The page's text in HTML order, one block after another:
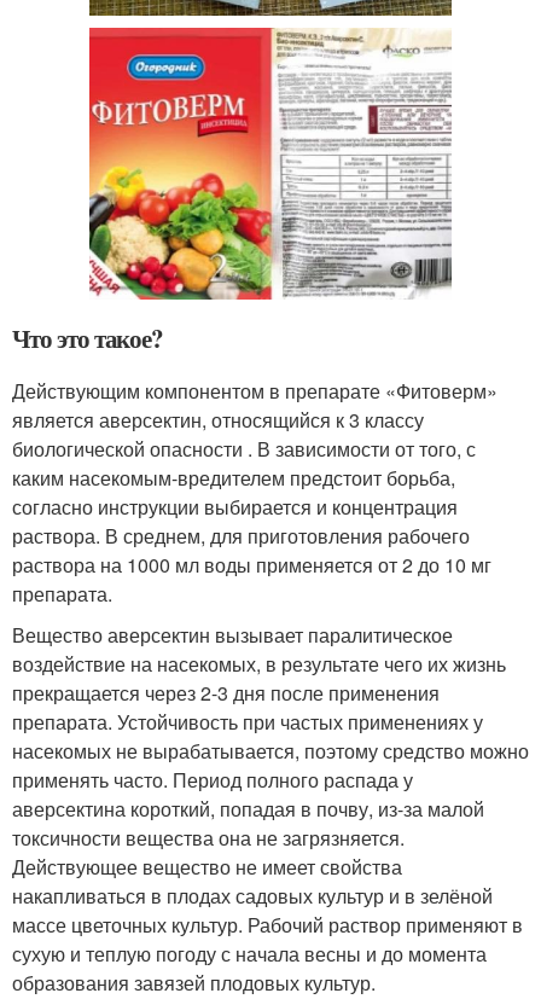
Что это такое?
Действующим компонентом в препарате «Фитоверм»
является аверсектин, относящийся к 3 классу
биологической опасности . В зависимости от того, с
каким насекомым-вредителем предстоит борьба,
согласно инструкции выбирается и концентрация
раствора. В среднем, для приготовления рабочего
раствора на 1000 мл воды применяется от 2 до 10 мг
препарата.
Вещество аверсектин вызывает паралитическое
воздействие на насекомых, в результате чего их жизнь
прекращается через 2-3 дня после применения
препарата. Устойчивость при частых применениях у
насекомых не вырабатывается, поэтому средство можно
применять часто. Период полного распада у
аверсектина короткий, попадая в почву, из-за малой
токсичности вещества она не загрязняется.
Действующее вещество не имеет свойства
накапливаться в плодах садовых культур и в зелёной
массе цветочных культур. Рабочий раствор применяют в
сухую и теплую погоду с начала весны и до момента
образования завязей плодовых культур.